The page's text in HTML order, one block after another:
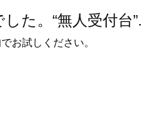
た。“無人受付台”.
お試しください。